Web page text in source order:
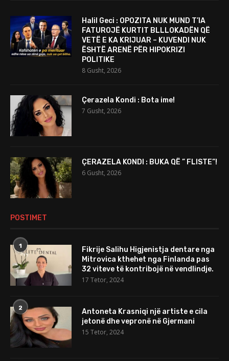
Halil Geci : OPOZITA NUK MUND T’IA
FATUROJË KURTIT BLLLOKADËN QË
VETË E KA KRIJUAR – KUVENDI NUK
ËSHTË ARENË PËR HIPOKRIZI
POLITIKE
8 Gusht, 2026
Çerazela Kondi : Bota ime!
7 Gusht, 2026
ÇERAZELA KONDI : BUKA QË ” FLISTE”!
6 Gusht, 2026
POSTIMET
1
Fikrije Salihu Higjenistja dentare nga
Mitrovica kthehet nga Finlanda pas
32 viteve të kontribojë në vendlindje.
17 Tetor, 2024
2
Antoneta Krasniqi një artiste e cila
jetonë dhe vepronë në Gjermani
15 Tetor, 2024